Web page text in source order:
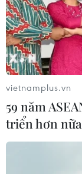
vietnamplus.vn
59 năm
triển hơn